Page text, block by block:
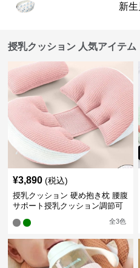
新生
授乳クッション 人気アイテム
¥3,890 (税込)
授乳クッション 硬め抱き枕 腰腹
サポート授乳クッション調節可
全3色